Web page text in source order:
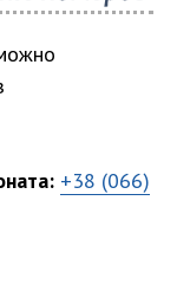
+38 (066)